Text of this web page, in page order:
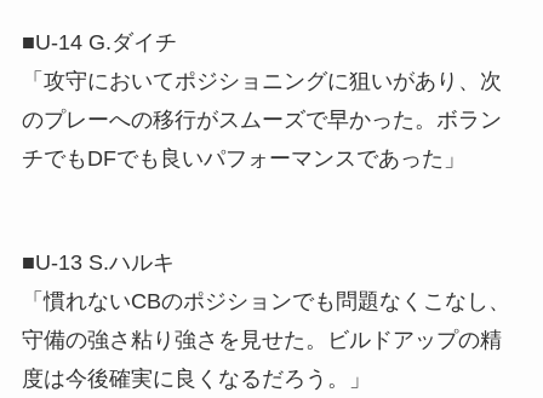
■U-14 G.ダイチ
「攻守においてポジショニングに狙いがあり、次
のプレーへの移行がスムーズで早かった。ボラン
チでもDFでも良いパフォーマンスであった」
■U-13 S.ハルキ
「慣れないCBのポジションでも問題なくこなし、
守備の強さ粘り強さを見せた。ビルドアップの精
度は今後確実に良くなるだろう。」